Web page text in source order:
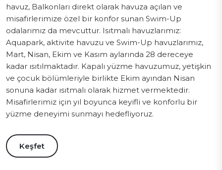
havuz, Balkonları direkt olarak havuza açılan ve
misafirlerimize özel bir konfor sunan Swim-Up
odalarımız da mevcuttur. Isıtmalı havuzlarımız:
Aquapark, aktivite havuzu ve Swim-Up havuzlarımız,
Mart, Nisan, Ekim ve Kasım aylarında 28 dereceye
kadar ısıtılmaktadır. Kapalı yüzme havuzumuz, yetişkin
ve çocuk bölümleriyle birlikte Ekim ayından Nisan
sonuna kadar ısıtmalı olarak hizmet vermektedir.
Misafirlerimiz için yıl boyunca keyifli ve konforlu bir
yüzme deneyimi sunmayı hedefliyoruz.
Keşfet